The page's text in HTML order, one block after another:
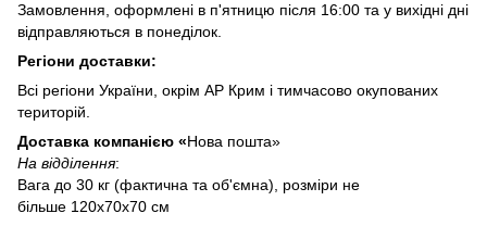
Замовлення, оформлені в п'ятницю після 16:00 та у вихідні дні
відправляються в понеділок.
Регіони доставки:
Всі регіони України, окрім АР Крим і тимчасово окупованих
територій.
Доставка компанією «Нова пошта»
На відділення:
Вага до 30 кг (фактична та об'ємна), розміри не
більше 120х70х70 см